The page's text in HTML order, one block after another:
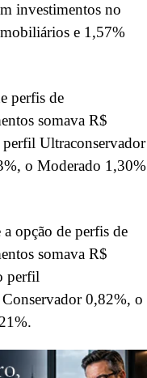
investimentos no
e 1,57%
perfis de
somava R$
Ultraconservador
o Moderado 1,30%
opção de perfis de
somava R$
perfil
0,82%, o